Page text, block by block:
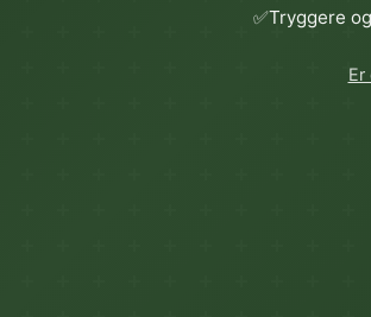
✅Tryggere
Er